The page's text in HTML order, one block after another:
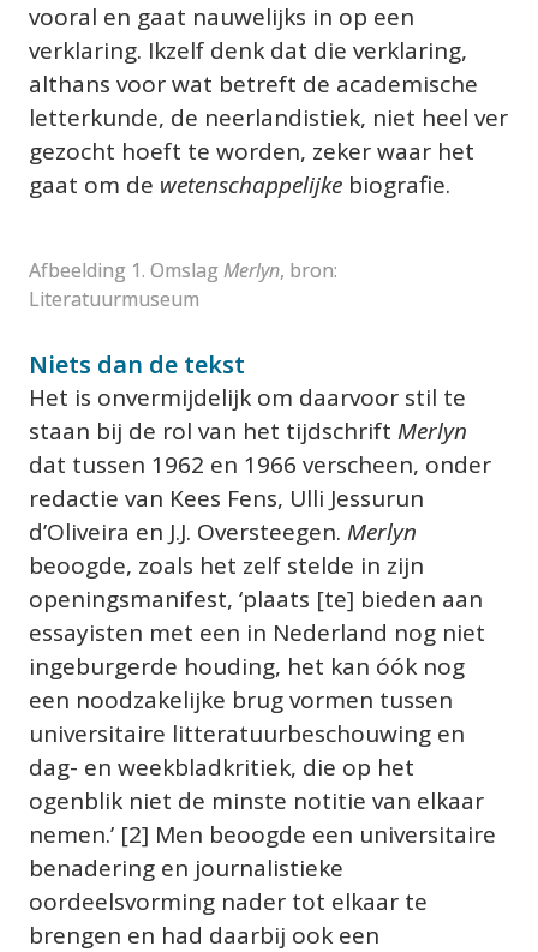
vooral en gaat nauwelijks in op een
verklaring. Ikzelf denk dat die verklaring,
althans voor wat betreft de academische
letterkunde, de neerlandistiek, niet heel ver
gezocht hoeft te worden, zeker waar het
gaat om de wetenschappelijke biografie.
Afbeelding 1. Omslag Merlyn, bron:
Literatuurmuseum
Niets dan de tekst
Het is onvermijdelijk om daarvoor stil te
staan bij de rol van het tijdschrift Merlyn
dat tussen 1962 en 1966 verscheen, onder
redactie van Kees Fens, Ulli Jessurun
d’Oliveira en J.J. Oversteegen. Merlyn
beoogde, zoals het zelf stelde in zijn
openingsmanifest, ‘plaats [te] bieden aan
essayisten met een in Nederland nog niet
ingeburgerde houding, het kan óók nog
een noodzakelijke brug vormen tussen
universitaire litteratuurbeschouwing en
dag- en weekbladkritiek, die op het
ogenblik niet de minste notitie van elkaar
nemen.’ [2] Men beoogde een universitaire
benadering en journalistieke
oordeelsvorming nader tot elkaar te
brengen en had daarbij ook een